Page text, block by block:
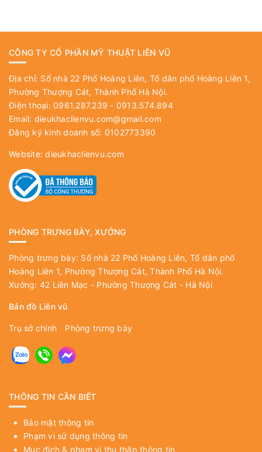
CÔNG TY CỔ PHẦN MỸ THUẬT LIÊN VŨ
Địa chỉ: Số nhà 22 Phố Hoàng Liên, Tổ dân phố Hoàng Liên 1,
Phường Thượng Cát, Thành Phố Hà Nội.
Điện thoại: 0961.287.239 - 0913.574.894
Email: dieukhaclienvu.com@gmail.com
Đăng ký kinh doanh số: 0102773390
Website:dieukhaclienvu.com
PHÒNG TRƯNG BÀY, XƯỞNG
Phòng trưng bày: Số nhà 22 Phố Hoàng Liên, Tổ dân phố
Hoàng Liên 1, Phường Thượng Cát, Thành Phố Hà Nội.
Xưởng: 42 Liên Mạc - Phường Thượng Cát - Hà Nội
Bản đồ Liên vũ
Trụ sở chính Phòng trưng bày
THÔNG TIN CẦN BIẾT
Bảo mật thông tin
Phạm vi sử dụng thông tin
Mục đích & phạm vi thu thập thông tin